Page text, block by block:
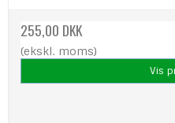
255,00 DKK
(ekskl. moms)
Vis